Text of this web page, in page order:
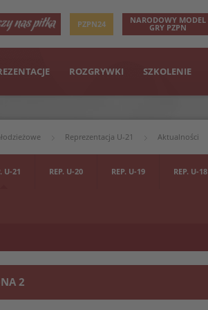
PZPN24 NARODOWY MODEL
GRY PZPN
ROZGRYWKI SZKOLENIE
Reprezentacja U-21 Aktualności
U-21 REP. U-20 REP. U-19 REP. U-18
2